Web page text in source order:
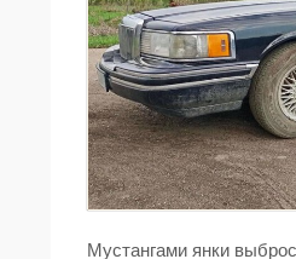
Мустангами янки